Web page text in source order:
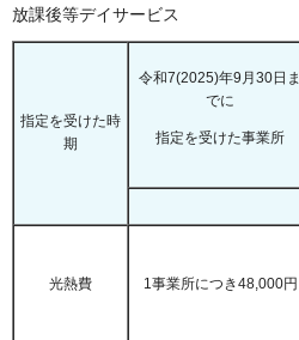
放課後等デイサービス
指定を受けた時
期
令和7(2025)年9月30日ま
でに
指定を受けた事業所
光熱費 1事業所につき48,000円